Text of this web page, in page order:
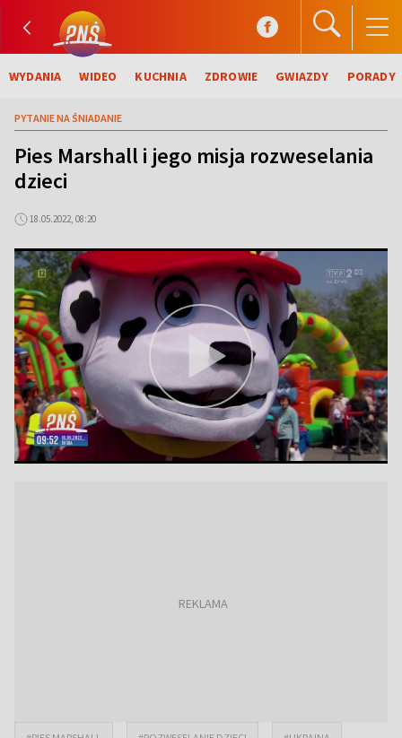
WYDANIA WIDEO KUCHNIA ZDROWIE GWIAZDY PORADY
PYTANIE NA ŚNIADANIE
Pies Marshall i jego misja rozweselania
dzieci
18.05.2022, 08:20